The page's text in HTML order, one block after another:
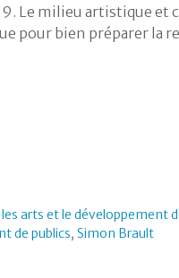
Le milieu artistique et
pour bien préparer la
arts et le développement
de publics,Simon Brault